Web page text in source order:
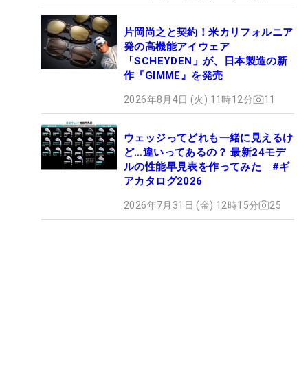
片岡尚之と契約！米カリフォルニア
発の高機能アイウェア
「SCHEYDEN」が、日本製造の新
作『GIMME』を発売
2026年8月4日 (火) 11時12分 11
ウェッジってどれも一緒に見えるけ
ど…違いってあるの？ 最新24モデ
ルの性能早見表を作ってみた #ギ
アカタログ2026
2026年7月31日 (金) 12時15分 25